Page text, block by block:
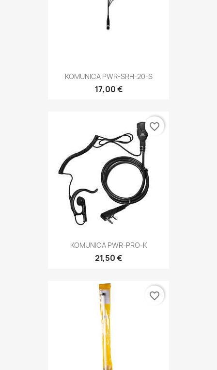
KOMUNICA PWR-SRH-20-S
17,00 €
KOMUNICA PWR-PRO-K
21,50 €
favorite_border
favorite_border